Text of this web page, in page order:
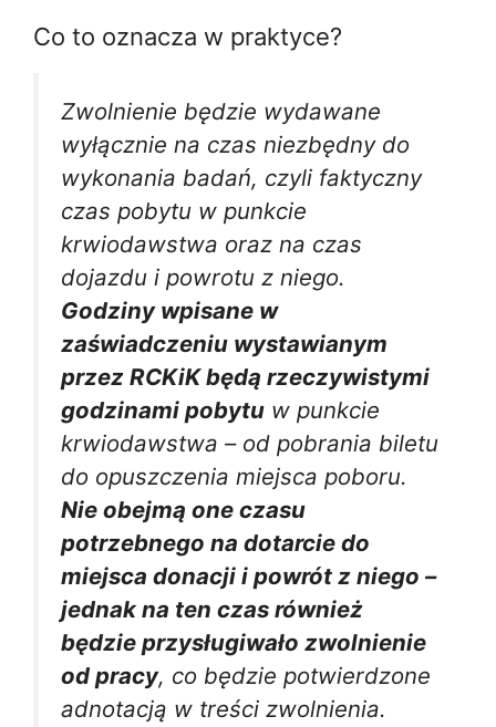
Co to oznacza w praktyce?
Zwolnienie będzie wydawane
wyłącznie na czas niezbędny do
wykonania badań, czyli faktyczny
czas pobytu w punkcie
krwiodawstwa oraz na czas
dojazdu i powrotu z niego.
Godziny wpisane w
zaświadczeniu wystawianym
przez RCKiK będą rzeczywistymi
godzinami pobytu w punkcie
krwiodawstwa – od pobrania biletu
do opuszczenia miejsca poboru.
Nie obejmą one czasu
potrzebnego na dotarcie do
miejsca donacji i powrót z niego –
jednak na ten czas również
będzie przysługiwało zwolnienie
od pracy, co będzie potwierdzone
adnotacją w treści zwolnienia.